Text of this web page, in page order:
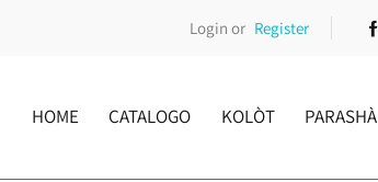
Login or Register
HOME CATALOGO KOLÒT PARASHÀ